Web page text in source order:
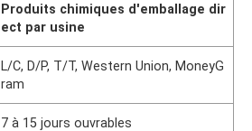
Produits chimiques d'emballage dir
ect par usine
L/C, D/P, T/T, Western Union, MoneyG
ram
7 à 15 jours ouvrables